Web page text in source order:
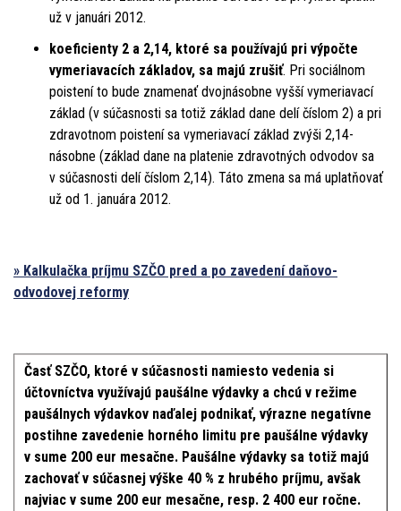
už v januári 2012.
koeficienty 2 a 2,14, ktoré sa používajú pri výpočte
vymeriavacích základov, sa majú zrušiť. Pri sociálnom
poistení to bude znamenať dvojnásobne vyšší vymeriavací
základ (v súčasnosti sa totiž základ dane delí číslom 2) a pri
zdravotnom poistení sa vymeriavací základ zvýši 2,14-
násobne (základ dane na platenie zdravotných odvodov sa
v súčasnosti delí číslom 2,14). Táto zmena sa má uplatňovať
už od 1. januára 2012.
» Kalkulačka príjmu SZČO pred a po zavedení daňovo-
odvodovej reformy
Časť SZČO, ktoré v súčasnosti namiesto vedenia si
účtovníctva využívajú paušálne výdavky a chcú v režime
paušálnych výdavkov naďalej podnikať, výrazne negatívne
postihne zavedenie horného limitu pre paušálne výdavky
v sume 200 eur mesačne. Paušálne výdavky sa totiž majú
zachovať v súčasnej výške 40 % z hrubého príjmu, avšak
najviac v sume 200 eur mesačne, resp. 2 400 eur ročne.